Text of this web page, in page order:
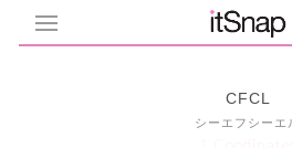
CFCL
シーエフシーエ
1 Coodinates